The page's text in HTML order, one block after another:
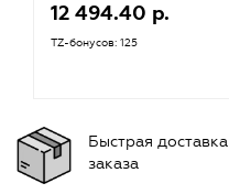
12 494.40 р.
TZ-бонусов: 125
Быстрая доставка
заказа